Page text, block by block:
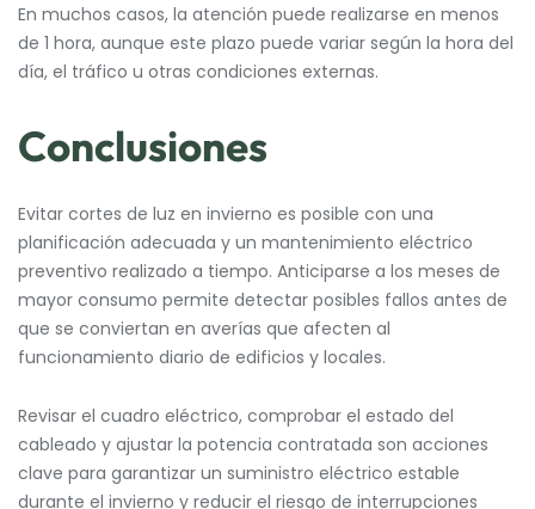
En muchos casos, la atención puede realizarse en menos
de 1 hora, aunque este plazo puede variar según la hora del
día, el tráfico u otras condiciones externas.
Conclusiones
Evitar cortes de luz en invierno es posible con una
planificación adecuada y un mantenimiento eléctrico
preventivo realizado a tiempo. Anticiparse a los meses de
mayor consumo permite detectar posibles fallos antes de
que se conviertan en averías que afecten al
funcionamiento diario de edificios y locales.
Revisar el cuadro eléctrico, comprobar el estado del
cableado y ajustar la potencia contratada son acciones
clave para garantizar un suministro eléctrico estable
durante el invierno y reducir el riesgo de interrupciones